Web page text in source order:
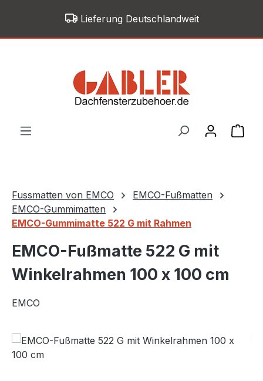
Zum Hauptinhalt springenLieferung Deutschlandweit
Fussmatten von EMCO
EMCO-Fußmatten
EMCO-Gummimatten
EMCO-Gummimatte 522 G mit Rahmen
EMCO-Fußmatte 522 G mit
Winkelrahmen 100 x 100 cm
EMCO
Bildergalerie überspringen